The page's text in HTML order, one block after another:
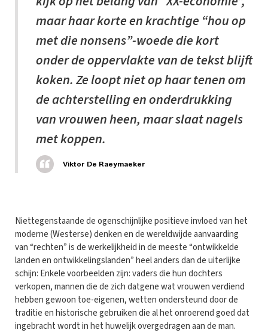
maar haar korte en krachtige “hou op
met die nonsens”-woede die kort
onder de oppervlakte van de tekst blijft
koken. Ze loopt niet op haar tenen om
de achterstelling en onderdrukking
van vrouwen heen, maar slaat nagels
met koppen.
Viktor De Raeymaeker
Niettegenstaande de ogenschijnlijke positieve invloed van het
moderne (Westerse) denken en de wereldwijde aanvaarding
van “rechten” is de werkelijkheid in de meeste “ontwikkelde
landen en ontwikkelingslanden” heel anders dan de uiterlijke
schijn: Enkele voorbeelden zijn: vaders die hun dochters
verkopen, mannen die de zich datgene wat vrouwen verdiend
hebben gewoon toe-eigenen, wetten ondersteund door de
traditie en historische gebruiken die al het onroerend goed dat
ingebracht wordt in het huwelijk overgedragen aan de man.